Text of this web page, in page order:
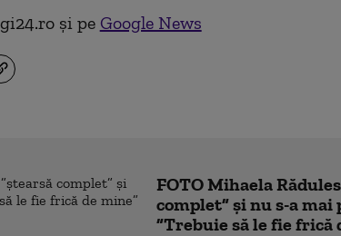
și pe Google News
FOTO Mihaela
complet” și nu s-a
”Trebuie să le fie frică